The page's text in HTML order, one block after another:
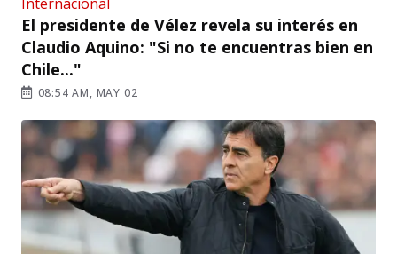
Internacional
El presidente de Vélez revela su interés en
Claudio Aquino: "Si no te encuentras bien en
Chile..."
08:54 AM, MAY 02